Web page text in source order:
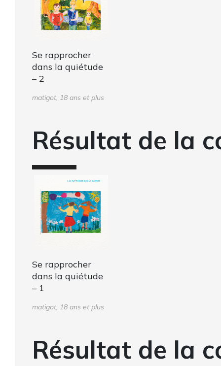
Se rapprocher
dans la quiétude
– 2
matigot, 18 ans et plus
Résultat de la
Se rapprocher
dans la quiétude
– 1
matigot, 18 ans et plus
Résultat de la